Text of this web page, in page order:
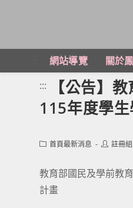
主
網站導覽 關於
:::
【公告】
115年度學
Post首頁最新消息
Post註冊組
教育部國民及學前教
計畫